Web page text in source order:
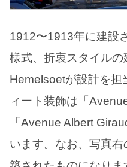
1912〜1913年に建設
様式、折衷スタイル
Hemelsoetが設計を担
ィート装飾は「
「Avenue Albert
います。なお、写真